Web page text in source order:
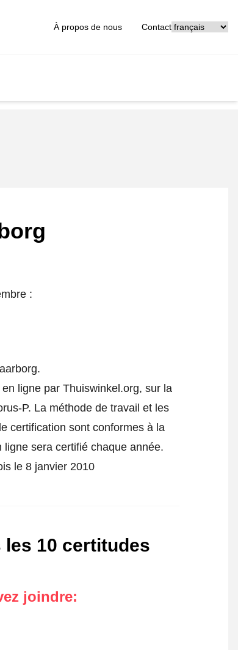
À propos de nous Contact
:
ligne par Thuiswinkel.org, sur la
P. La méthode de travail et les
certification sont conformes à la
sera certifié chaque année.
le 8 janvier 2010
10 certitudes
joindre: